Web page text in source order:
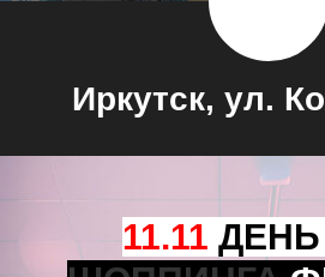
Иркутск, ул.
11.11 ДЕНЬ